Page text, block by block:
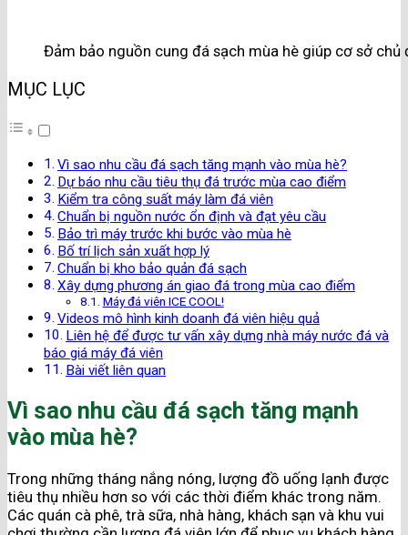
Đảm bảo nguồn cung đá sạch mùa hè giúp cơ sở
MỤC LỤC
Vì sao nhu cầu đá sạch tăng mạnh vào mùa hè?
Dự báo nhu cầu tiêu thụ đá trước mùa cao điểm
Kiểm tra công suất máy làm đá viên
Chuẩn bị nguồn nước ổn định và đạt yêu cầu
Bảo trì máy trước khi bước vào mùa hè
Bố trí lịch sản xuất hợp lý
Chuẩn bị kho bảo quản đá sạch
Xây dựng phương án giao đá trong mùa cao điểm
Máy đá viên ICE COOL!
Videos mô hình kinh doanh đá viên hiệu quả
Liên hệ để được tư vấn xây dựng nhà máy nước đá và
báo giá máy đá viên
Bài viết liên quan
Vì sao nhu cầu đá sạch tăng mạnh
vào mùa hè?
Trong những tháng nắng nóng, lượng đồ uống lạnh được
tiêu thụ nhiều hơn so với các thời điểm khác trong năm.
Các quán cà phê, trà sữa, nhà hàng, khách sạn và khu vui